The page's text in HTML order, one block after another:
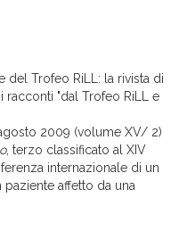
del Trofeo RiLL: la rivista di
racconti "dal Trofeo RiLL e
2009 (volume XV/ 2)
, terzo classificato al XIV
internazionale di un
affetto da una